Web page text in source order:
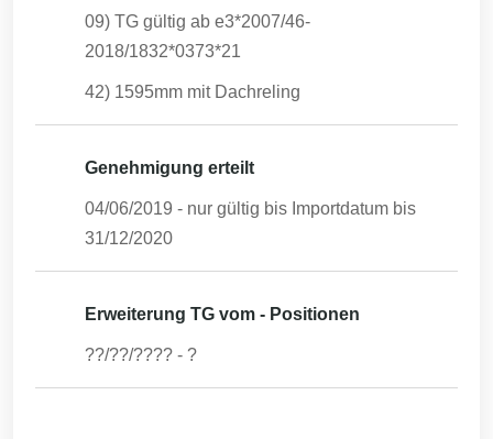
09) TG gültig ab e3*2007/46-
2018/1832*0373*21
42) 1595mm mit Dachreling
Genehmigung erteilt
04/06/2019 - nur gültig bis Importdatum bis
31/12/2020
Erweiterung TG vom - Positionen
??/??/???? - ?